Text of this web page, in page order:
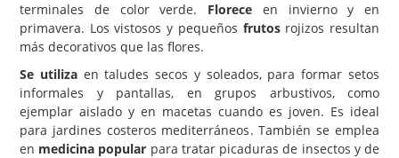
Arbustos y Trepadoras
Cactus y Suculentas
terminales de color verde. Florece en invierno y en
primavera. Los vistosos y pequeños frutosrojizos resultan
más decorativos que las flores.
Se utilizaen taludes secos y soleados, para formar setos
informales y pantallas, en grupos arbustivos, como
ejemplar aislado y en macetas cuando es joven. Es ideal
para jardines costeros mediterráneos. También se emplea
en medicina popular para tratar picaduras de insectos y de